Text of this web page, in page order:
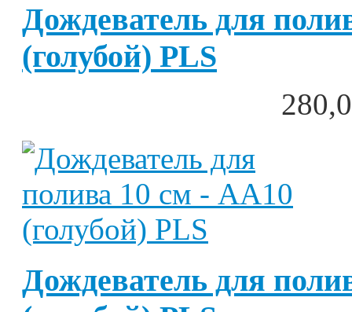
Дождеватель для
(голубой) PLS
Дождеватель для